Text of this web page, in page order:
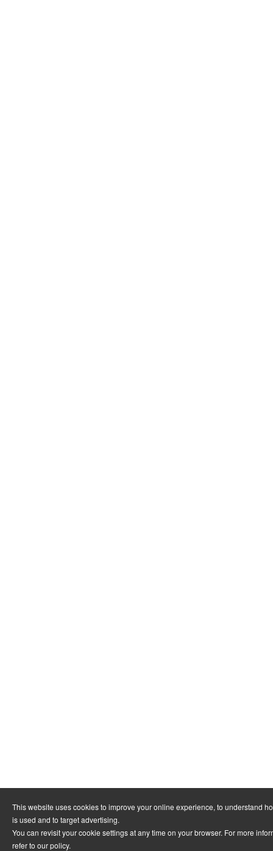
This website uses cookies to improve your online experience, to understand
is used and to target advertising.
You can revisit your cookie settings at any time on your browser. For more
refer to our policy.